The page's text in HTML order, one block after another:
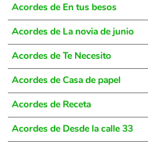
Acordes de En tus besos
Acordes de La novia de junio
Acordes de Te Necesito
Acordes de Casa de papel
Acordes de Receta
Acordes de Desde la calle 33